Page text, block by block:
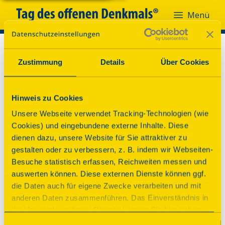
Zustimmung Details Über Cookies
Hinweis zu Cookies
Unsere Webseite verwendet Tracking-Technologien (wie
Cookies) und eingebundene externe Inhalte. Diese
dienen dazu, unsere Website für Sie attraktiver zu
gestalten oder zu verbessern, z. B. indem wir Webseiten-
Besuche statistisch erfassen, Reichweiten messen und
auswerten können. Diese externen Dienste können ggf.
die Daten auch für eigene Zwecke verarbeiten und mit
anderen Daten zusammenführen. Das Einverständnis in
die Verwendung dieser Dienste können Sie hier geben.
Menü